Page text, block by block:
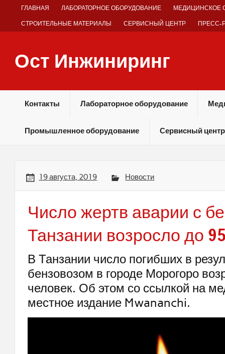
ГЛАВНАЯ ЛАБОРАТОРНОЕ ОБОРУДОВАНИЕ МЕДИЦИНСКОЕ
СТРОИТЕЛЬНЫЕ МАТЕРИАЛЫ СЕРВИСНЫЙ ЦЕНТР ПРЕСС-
Ост Инжиниринг
Контакты Лабораторное оборудование
Промышленное оборудование Сервисный центр
19 августа, 2019 Новости
Число жертв аварии с
Танзании возросло до
В Танзании число погибших в
бензовозом в городе Морогоро
человек. Об этом со ссылкой на
местное издание Mwananchi.